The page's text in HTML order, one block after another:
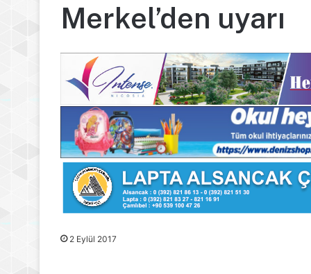
Merkel’den uyarı
2 Eylül 2017